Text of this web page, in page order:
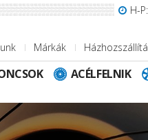
H-
Márkák
ACÉLFELNIK